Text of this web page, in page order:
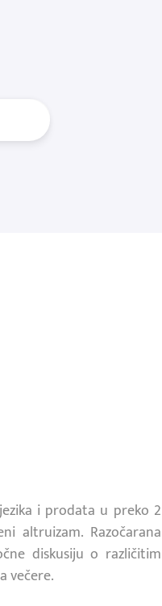
i prodata u preko 2
altruizam. Razočarana
diskusiju o različitim
večere.